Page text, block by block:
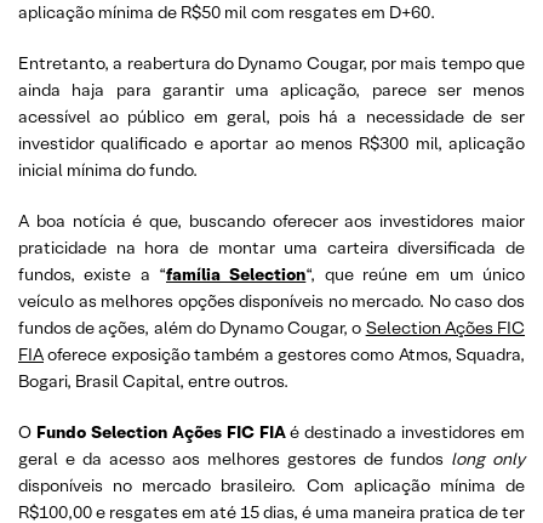
aplicação mínima de R$50 mil com resgates em D+60.
Entretanto, a reabertura do Dynamo Cougar, por mais tempo que
ainda haja para garantir uma aplicação, parece ser menos
acessível ao público em geral, pois há a necessidade de ser
investidor qualificado e aportar ao menos R$300 mil, aplicação
inicial mínima do fundo.
A boa notícia é que, buscando oferecer aos investidores maior
praticidade na hora de montar uma carteira diversificada de
fundos, existe a “família Selection“, que reúne em um único
veículo as melhores opções disponíveis no mercado. No caso dos
fundos de ações, além do Dynamo Cougar, o Selection Ações FIC
FIAoferece exposição também a gestores como Atmos, Squadra,
Bogari, Brasil Capital, entre outros.
O Fundo Selection Ações FIC FIAé destinado a investidores em
geral e da acesso aos melhores gestores de fundos long only
disponíveis no mercado brasileiro. Com aplicação mínima de
R$100,00 e resgates em até 15 dias, é uma maneira pratica de ter